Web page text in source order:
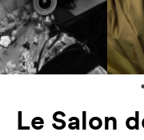
Le Salon